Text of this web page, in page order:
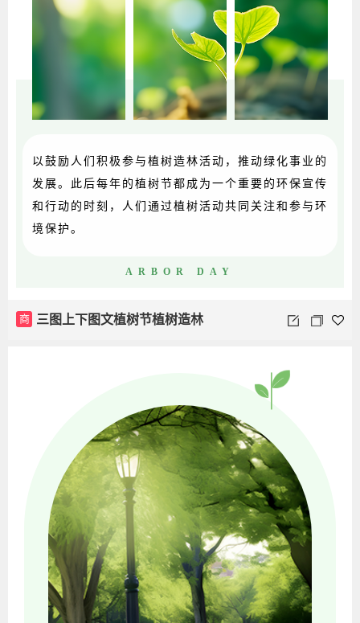
以鼓励人们积极参与植树造林活动，推动绿化事业的
发展。此后每年的植树节都成为一个重要的环保宣传
和行动的时刻，人们通过植树活动共同关注和参与环
境保护。
ARBOR DAY
商 三图上下图文植树节植树造林